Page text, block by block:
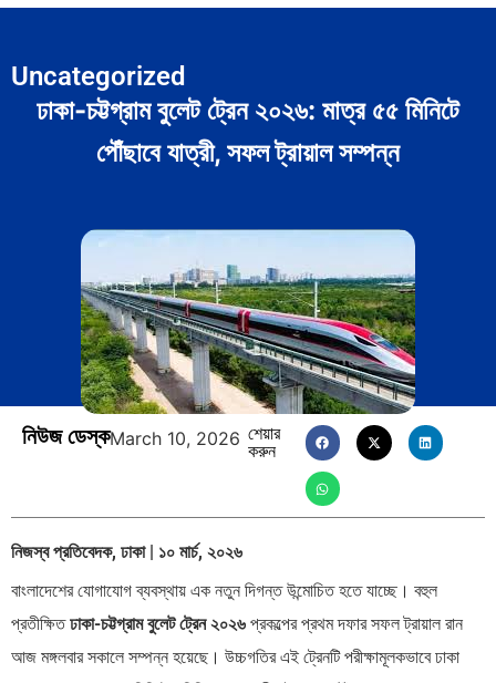
Uncategorized
ঢাকা-চট্টগ্রাম বুলেট ট্রেন ২০২৬: মাত্র ৫৫ মিনিটে
পৌঁছাবে যাত্রী, সফল ট্রায়াল সম্পন্ন
নিউজ ডেস্কMarch 10, 2026 শেয়ার
করুন
নিজস্ব প্রতিবেদক, ঢাকা | ১০ মার্চ, ২০২৬
বাংলাদেশের যোগাযোগ ব্যবস্থায় এক নতুন দিগন্ত উন্মোচিত হতে যাচ্ছে। বহুল
প্রতীক্ষিতঢাকা-চট্টগ্রাম বুলেট ট্রেন ২০২৬ প্রকল্পের প্রথম দফার সফল ট্রায়াল রান
আজ মঙ্গলবার সকালে সম্পন্ন হয়েছে। উচ্চগতির এই ট্রেনটি পরীক্ষামূলকভাবে ঢাকা